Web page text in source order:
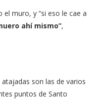
el muro, y “si eso le cae a
ahí mismo”,
son las de varios
puntos de Santo